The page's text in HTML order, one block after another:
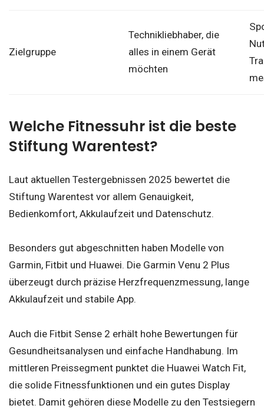
Zielgruppe
Technikliebhaber, die
alles in einem Gerät
möchten
Welche Fitnessuhr ist die beste
Stiftung Warentest?
Laut aktuellen Testergebnissen 2025 bewertet die
Stiftung Warentest vor allem Genauigkeit,
Bedienkomfort, Akkulaufzeit und Datenschutz.
Besonders gut abgeschnitten haben Modelle von
Garmin, Fitbit und Huawei. Die Garmin Venu 2 Plus
überzeugt durch präzise Herzfrequenzmessung, lange
Akkulaufzeit und stabile App.
Auch die Fitbit Sense 2 erhält hohe Bewertungen für
Gesundheitsanalysen und einfache Handhabung. Im
mittleren Preissegment punktet die Huawei Watch Fit,
die solide Fitnessfunktionen und ein gutes Display
bietet. Damit gehören diese Modelle zu den Testsiegern